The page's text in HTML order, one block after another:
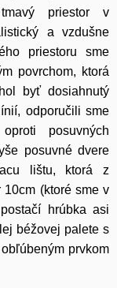
priestor v
a vzdušne
priestoru sme
povrchom, ktorá
byť dosiahnutý
odporučili sme
posuvných
posuvné dvere
lištu, ktorá z
(ktoré sme v
hrúbka asi
béžovej palete s
prvkom